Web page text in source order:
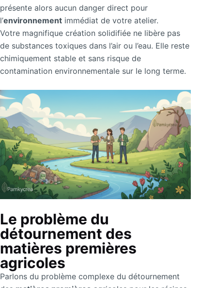
présente alors aucun danger direct pour
l’environnement immédiat de votre atelier.
Votre magnifique création solidifiée ne libère pas
de substances toxiques dans l’air ou l’eau. Elle reste
chimiquement stable et sans risque de
contamination environnementale sur le long terme.
Le problème du
détournement des
matières premières
agricoles
Parlons du problème complexe du détournement